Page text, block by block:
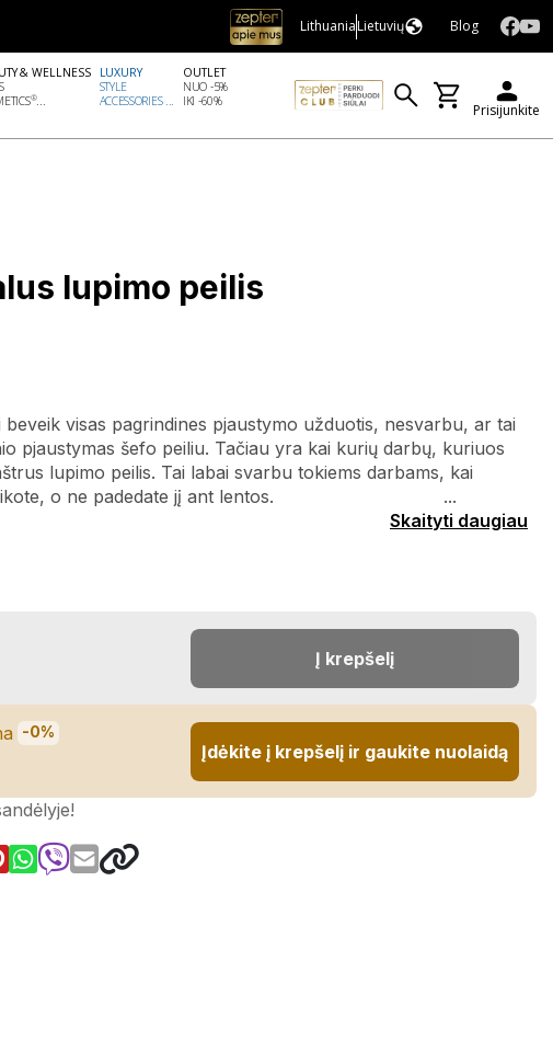
LithuaniaLietuvių Blog
& WELLNESS
®...
LUXURY
STYLE
ACCESSORIES ...
OUTLET
NUO -5%
IKI -60%
Prisijunkite
lupimo peilis
beveik visas pagrindines pjaustymo užduotis, nesvarbu, ar tai
pjaustymas šefo peiliu. Tačiau yra kai kurių darbų, kuriuos
lupimo peilis. Tai labai svarbu tokiems darbams, kai
laikote, o ne padedate jį ant lentos. ...
Skaityti daugiau
Į krepšelį
-0%
Įdėkite į krepšelį ir gaukite nuolaidą